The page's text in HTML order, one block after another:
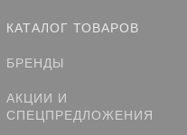
КАТАЛОГ ТОВАРОВ
БРЕНДЫ
АКЦИИ И
СПЕЦПРЕДЛОЖЕНИЯ